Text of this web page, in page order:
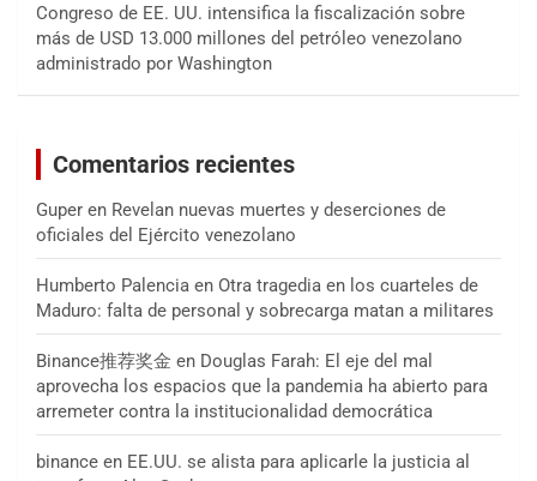
Congreso de EE. UU. intensifica la fiscalización sobre
más de USD 13.000 millones del petróleo venezolano
administrado por Washington
Comentarios recientes
Guper en Revelan nuevas muertes y deserciones de
oficiales del Ejército venezolano
Humberto Palencia en Otra tragedia en los cuarteles de
Maduro: falta de personal y sobrecarga matan a militares
Binance推荐奖金 en Douglas Farah: El eje del mal
aprovecha los espacios que la pandemia ha abierto para
arremeter contra la institucionalidad democrática
binance en EE.UU. se alista para aplicarle la justicia al